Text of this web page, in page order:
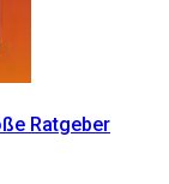
Ratgeber